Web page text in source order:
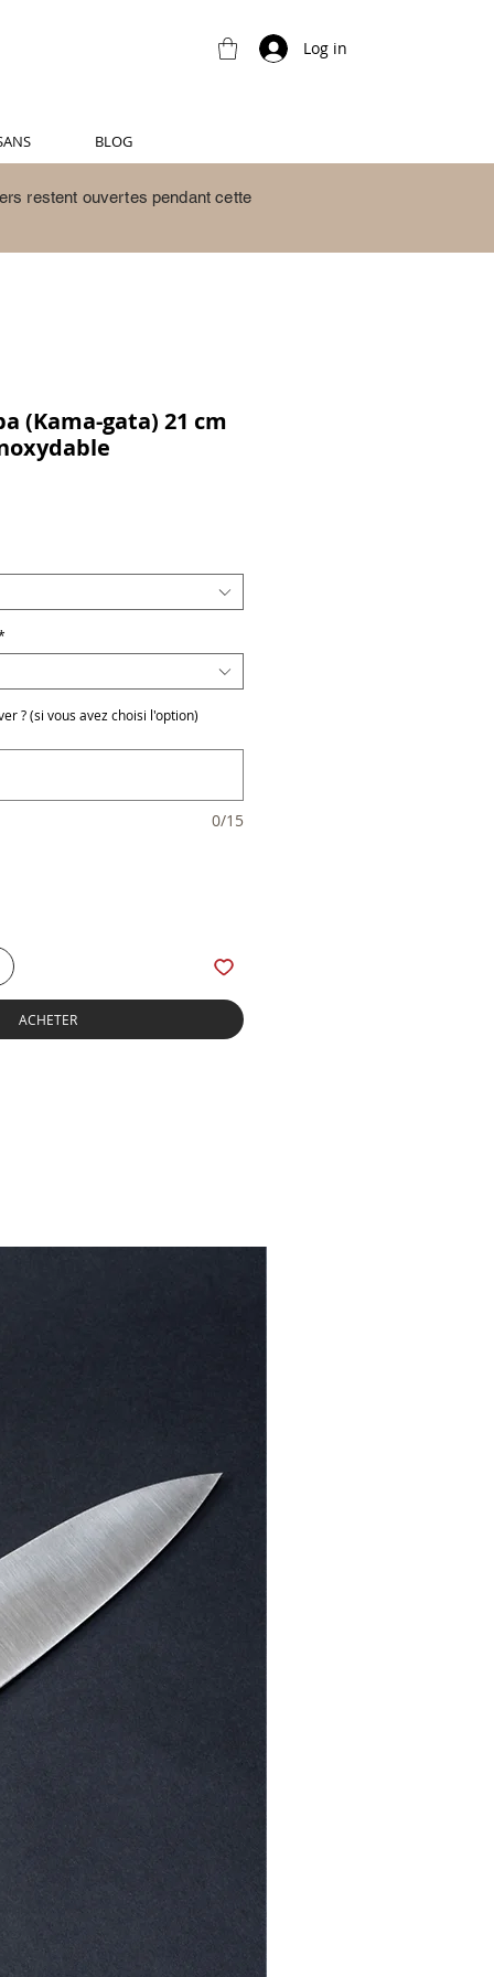
Log in
BLOG
restent ouvertes pendant cette
(Kama-gata) 21 cm
? (si vous avez choisi l'option)
0/15
ACHETER